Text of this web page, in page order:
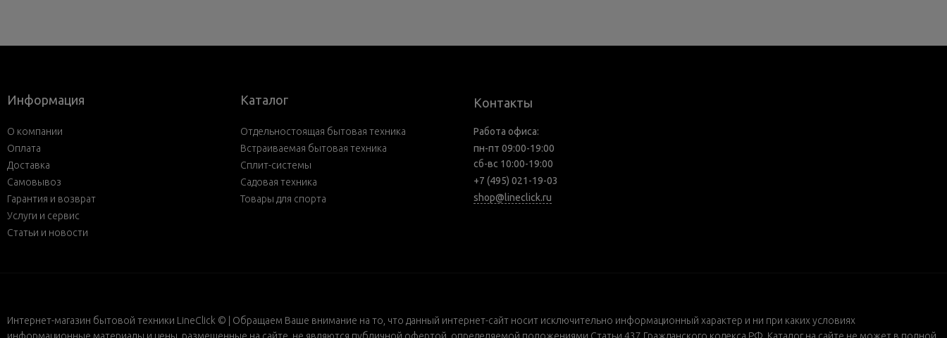
Информация
О компании
Оплата
Доставка
Самовывоз
Гарантия и возврат
Услуги и сервис
Статьи и новости
Каталог
Отдельностоящая бытовая техника
Встраиваемая бытовая техника
Сплит-системы
Садовая техника
Товары для спорта
Контакты
Работа офиса:
пн-пт 09:00-19:00
сб-вс 10:00-19:00
+7 (495) 021-19-03
shop@lineclick.ru
Интернет-магазин бытовой техники LineClick © | Обращаем Ваше внимание на то, что данный интернет-сайт носит исключительно информационный характер и ни при каких условиях